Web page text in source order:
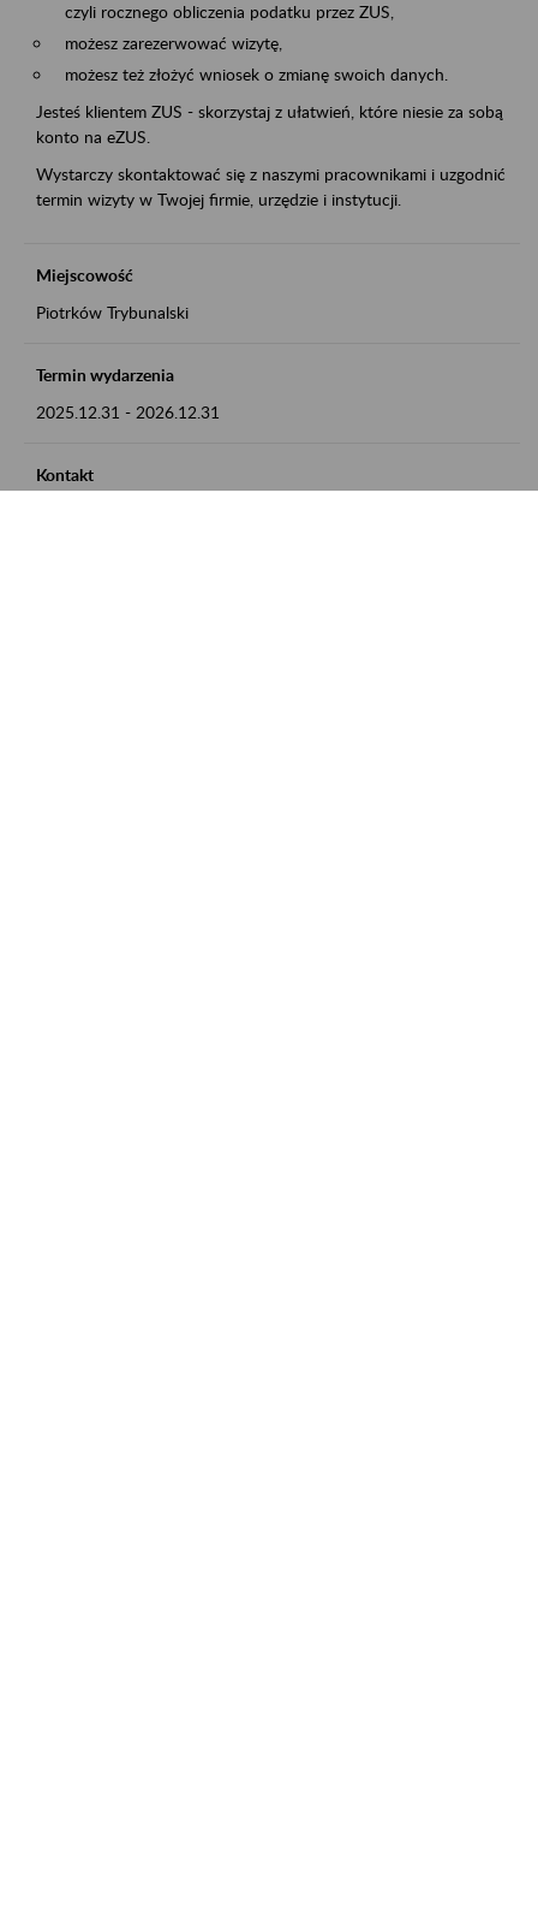
czyli rocznego obliczenia podatku przez ZUS,
możesz zarezerwować wizytę,
możesz też złożyć wniosek o zmianę swoich danych.
Jesteś klientem ZUS - skorzystaj z ułatwień, które niesie za sobą
konto na eZUS.
Wystarczy skontaktować się z naszymi pracownikami i uzgodnić
termin wizyty w Twojej firmie, urzędzie i instytucji.
Miejscowość
Piotrków Trybunalski
Termin wydarzenia
2025.12.31 - 2026.12.31
Kontakt